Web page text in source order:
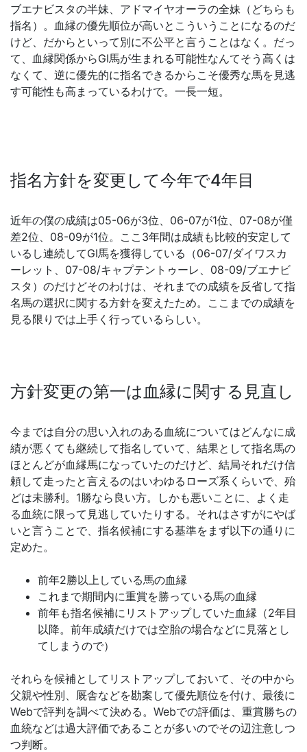
ブエナビスタの半妹、アドマイヤオーラの全妹（どちらも
指名）。血縁の優先順位が高いとこういうことになるのだ
けど、だからといって別に不公平と言うことはなく。だっ
て、血縁関係からGI馬が生まれる可能性なんてそう高くは
なくて、逆に優先的に指名できるからこそ優秀な馬を見逃
す可能性も高まっているわけで。一長一短。
指名方針を変更して今年で4年目
近年の僕の成績は05-06が3位、06-07が1位、07-08が僅
差2位、08-09が1位。ここ3年間は成績も比較的安定して
いるし連続してGI馬を獲得している（06-07/ダイワスカ
ーレット、07-08/キャプテントゥーレ、08-09/ブエナビ
スタ）のだけどそのわけは、それまでの成績を反省して指
名馬の選択に関する方針を変えたため。ここまでの成績を
見る限りでは上手く行っているらしい。
方針変更の第一は血縁に関する見直し
今までは自分の思い入れのある血統についてはどんなに成
績が悪くても継続して指名していて、結果として指名馬の
ほとんどが血縁馬になっていたのだけど、結局それだけ信
頼して走ったと言えるのはいわゆるローズ系くらいで、殆
どは未勝利。1勝なら良い方。しかも悪いことに、よく走
る血統に限って見逃していたりする。それはさすがにやば
いと言うことで、指名候補にする基準をまず以下の通りに
定めた。
前年2勝以上している馬の血縁
これまで期間内に重賞を勝っている馬の血縁
前年も指名候補にリストアップしていた血縁（2年目
以降。前年成績だけでは空胎の場合などに見落とし
てしまうので）
それらを候補としてリストアップしておいて、その中から
父親や性別、厩舎などを勘案して優先順位を付け、最後に
Webで評判を調べて決める。Webでの評価は、重賞勝ちの
血統などは過大評価であることが多いのでその辺注意しつ
つ判断。